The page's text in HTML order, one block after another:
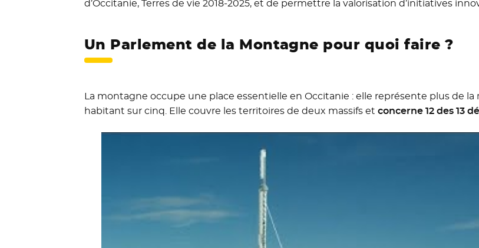
d’Occitanie, Terres de vie 2018-2025, et de permettre la valorisation d’initiatives
Un Parlement de la Montagne pour quoi faire ?
La montagne occupe une place essentielle en Occitanie : elle représente plus de
habitant sur cinq. Elle couvre les territoires de deux massifs et concerne 12 des 13